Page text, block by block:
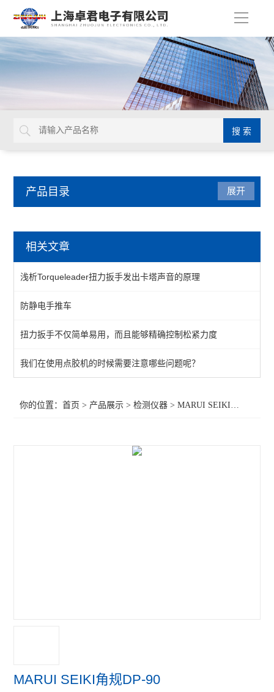
导
产品目录
表面抵抗计
KANETEC高斯计
SIMCO测试仪
日本三丰千分表
MITUTOYO三丰
SK新泻
展开
相关文章
浅析Torqueleader扭力扳手发出卡塔声音的原理
防静电手推车
扭力扳手不仅简单易用，而且能够精确控制松紧力度
我们在使用点胶机的时候需要注意哪些问题呢？
你的位置：首页 > 产品展示 >检测仪器 >MARUI SEIKI丸井计器
MARUI SEIKI角规DP-90